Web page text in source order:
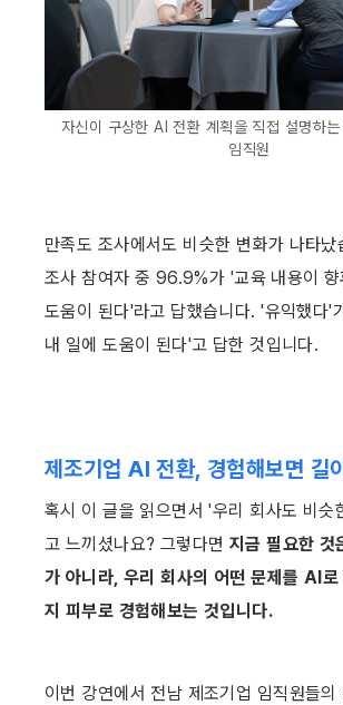
자신이 구상한 AI 전환 계획을 직접 설명하
임직원
만족도 조사에서도 비슷한 변화가 나타났
조사 참여자 중 96.9%가 '교육 내용이 향
도움이 된다'라고 답했습니다. '유익했다'
내 일에 도움이 된다'고 답한 것입니다.
제조기업 AI 전환, 경험해보면 길
혹시 이 글을 읽으면서 '우리 회사도 비슷
고 느끼셨나요? 그렇다면 지금 필요한 것
가 아니라, 우리 회사의 어떤 문제를 AI로
지 피부로 경험해보는 것입니다.
이번 강연에서 전남 제조기업 임직원들의